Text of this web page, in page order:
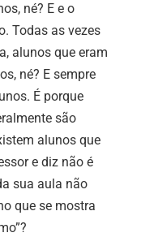
né? E e o
Todas as vezes
alunos que eram
né? E sempre
É porque
são
alunos que
e diz não é
sua aula não
que se mostra